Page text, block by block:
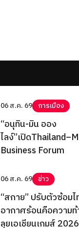
06 ส.ค. 69 การเมือง
“อนุทิน-มิน ออง
ไลง์”เปิด
Business Forum
06 ส.ค. 69 ข่าว
“สกาย” ปรับตัวซ้อมไ
อากาศร้อนคือความท้
ลุยเอเชียนเกมส์ 2026